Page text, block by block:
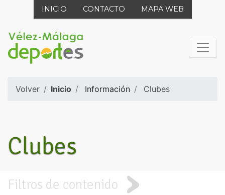
INICIO CONTACTO MAPA WEB
Volver Inicio Información Clubes
Clubes
Filtros de contenido